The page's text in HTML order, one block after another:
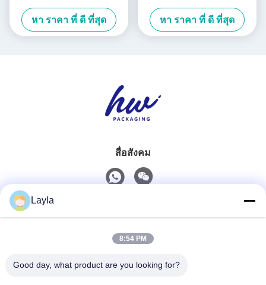
ขวัญหรู กล่องของขวัญ
Custom Logo
หา ราคา ที่ ดี ที่สุด
กล่องของขวัญสําหรับวันหยุด
หา ราคา ที่ ดี ที่สุด
สื่อสังคม
0086-18688885859
Layla
8:54 PM
Good day, what product are you looking for?